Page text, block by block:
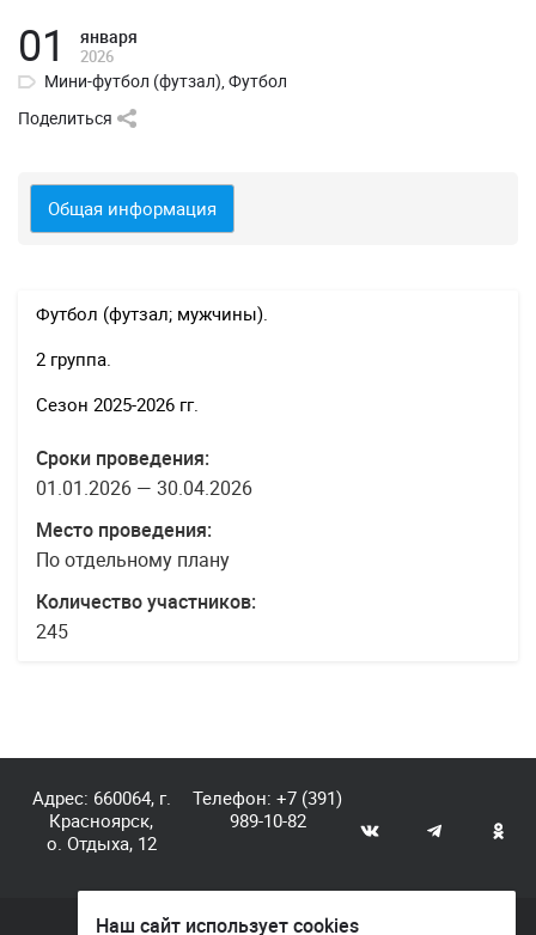
01 января
2026
Мини-футбол (футзал),Футбол
Поделиться
Общая информация
Футбол (футзал; мужчины).
2 группа.
Сезон 2025-2026 гг.
Сроки проведения:
01.01.2026 — 30.04.2026
Место проведения:
По отдельному плану
Количество участников:
245
Адрес: 660064, г.
Красноярск,
о. Отдыха, 12
Телефон:+7 (391)
989-10-82
Наш сайт использует cookies